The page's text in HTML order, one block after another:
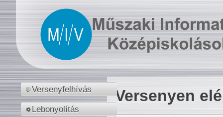
Versenyfelhívás
Lebonyolítás
Versenyen